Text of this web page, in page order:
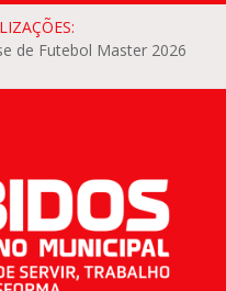
de Futebol Master 2026